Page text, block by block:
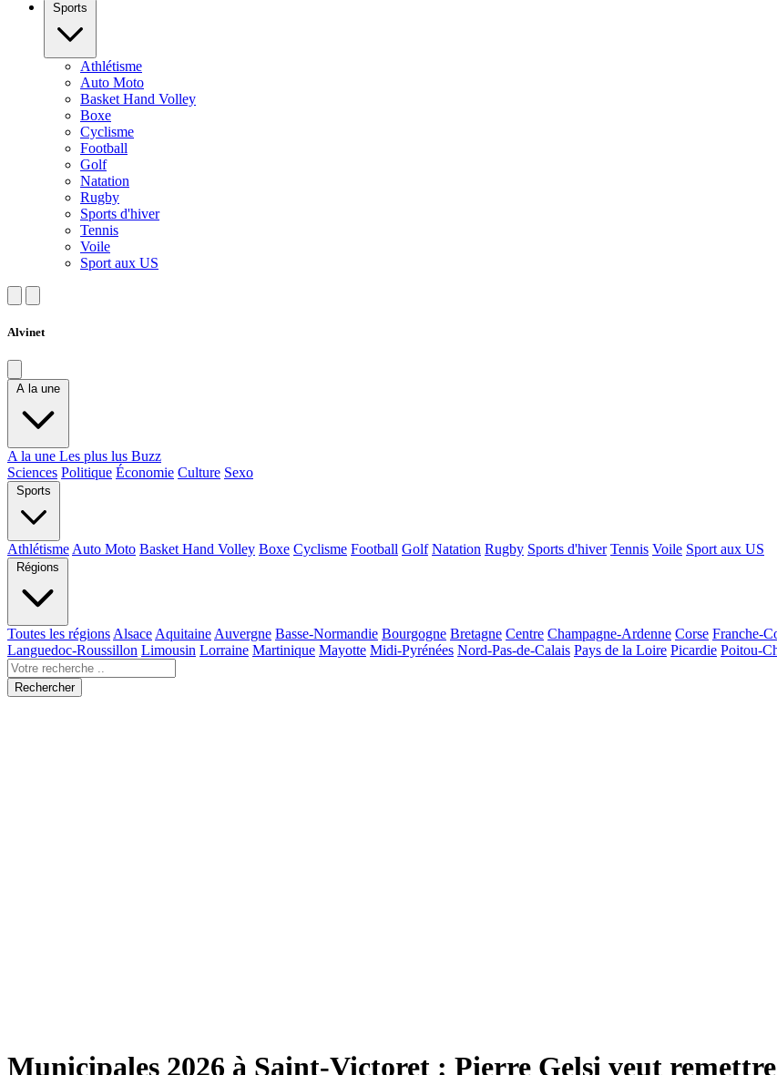
Sports
Athlétisme
Auto Moto
Basket Hand Volley
Boxe
Cyclisme
Football
Golf
Natation
Rugby
Sports d'hiver
Tennis
Voile
Sport aux US
Alvinet
A la une
A la une Les plus lus Buzz
Sciences Politique Économie Culture Sexo
Sports
Athlétisme Auto Moto Basket Hand Volley Boxe Cyclisme Football Golf Natation Rugby Sports d'hiver Tennis Voile Sport aux US
Régions
Toutes les régions Alsace Aquitaine Auvergne Basse-Normandie Bourgogne Bretagne Centre Champagne-Ardenne Corse Franche-
Languedoc-Roussillon Limousin Lorraine Martinique Mayotte Midi-Pyrénées Nord-Pas-de-Calais Pays de la Loire Picardie Poitou-
Rechercher
Municipales 2026 à Saint-Victoret : Pierre Gelsi veut